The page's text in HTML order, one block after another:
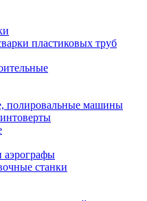
пластиковых труб
полировальные машины
аэрографы
станки